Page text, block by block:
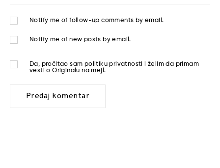
Notify me of follow-up comments by email.
Notify me of new posts by email.
Da, pročitao sam politiku privatnosti
i želim da primam
vesti o Originalu na mejl.